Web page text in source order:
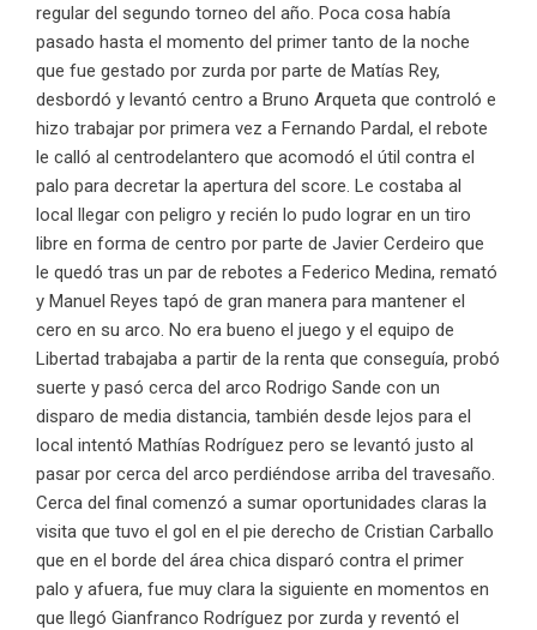
regular del segundo torneo del año. Poca cosa había
pasado hasta el momento del primer tanto de la noche
que fue gestado por zurda por parte de Matías Rey,
desbordó y levantó centro a Bruno Arqueta que controló e
hizo trabajar por primera vez a Fernando Pardal, el rebote
le calló al centrodelantero que acomodó el útil contra el
palo para decretar la apertura del score. Le costaba al
local llegar con peligro y recién lo pudo lograr en un tiro
libre en forma de centro por parte de Javier Cerdeiro que
le quedó tras un par de rebotes a Federico Medina, remató
y Manuel Reyes tapó de gran manera para mantener el
cero en su arco. No era bueno el juego y el equipo de
Libertad trabajaba a partir de la renta que conseguía, probó
suerte y pasó cerca del arco Rodrigo Sande con un
disparo de media distancia, también desde lejos para el
local intentó Mathías Rodríguez pero se levantó justo al
pasar por cerca del arco perdiéndose arriba del travesaño.
Cerca del final comenzó a sumar oportunidades claras la
visita que tuvo el gol en el pie derecho de Cristian Carballo
que en el borde del área chica disparó contra el primer
palo y afuera, fue muy clara la siguiente en momentos en
que llegó Gianfranco Rodríguez por zurda y reventó el